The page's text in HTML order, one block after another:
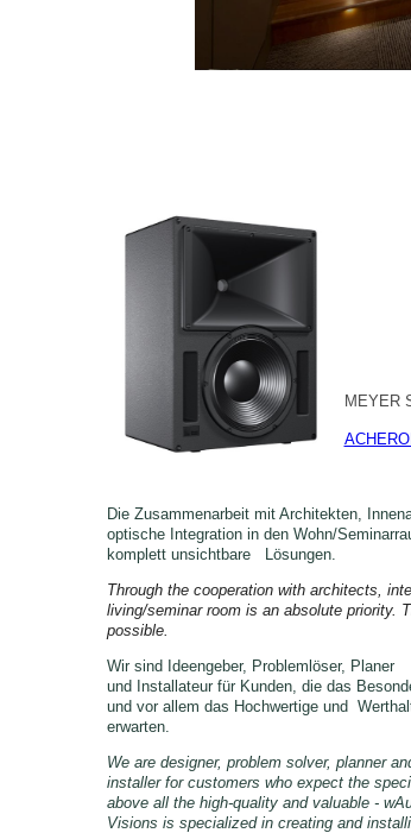
MEYER
Die Zusammenarbeit mit Architekten,
optische Integration in den Wohn/
komplett unsichtbare Lösungen.
Through the cooperation with architects,
living/seminar room is an absolute priority.
possible.
Wir sind Ideengeber, Problemlöser, Planer
und Installateur für Kunden, die das
und vor allem das Hochwertige und
erwarten.
We are designer, problem solver, planner
installer for customers who expect the
above all the high-quality and valuable - w
Visions is specialized in creating and